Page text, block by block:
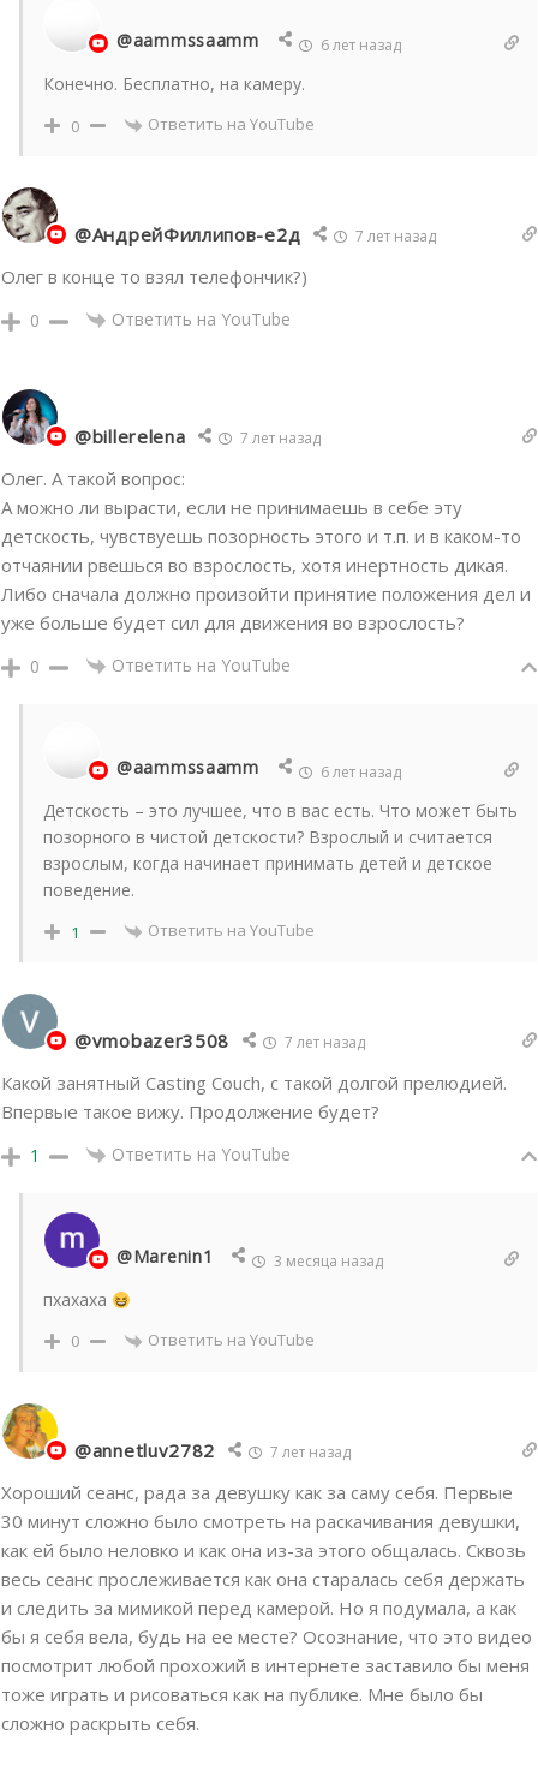
@aammssaamm 6 лет назад
Конечно. Бесплатно, на камеру.
0 Ответить на YouTube
@АндрейФиллипов-е2д 7 лет назад
Олег в конце то взял телефончик?)
0 Ответить на YouTube
@billerelena 7 лет назад
Олег. А такой вопрос:
А можно ли вырасти, если не принимаешь в себе эту
детскость, чувствуешь позорность этого и т.п. и в каком-то
отчаянии рвешься во взрослость, хотя инертность дикая.
Либо сначала должно произойти принятие положения дел и
уже больше будет сил для движения во взрослость?
0 Ответить на YouTube
@aammssaamm 6 лет назад
Детскость – это лучшее, что в вас есть. Что может быть
позорного в чистой детскости? Взрослый и считается
взрослым, когда начинает принимать детей и детское
поведение.
1 Ответить на YouTube
@vmobazer3508 7 лет назад
Какой занятный Casting Couch, с такой долгой прелюдией.
Впервые такое вижу. Продолжение будет?
1 Ответить на YouTube
@Marenin1 3 месяца назад
пхахаха
0 Ответить на YouTube
@annetluv2782 7 лет назад
Хороший сеанс, рада за девушку как за саму себя. Первые
30 минут сложно было смотреть на раскачивания девушки,
как ей было неловко и как она из-за этого общалась. Сквозь
весь сеанс прослеживается как она старалась себя держать
и следить за мимикой перед камерой. Но я подумала, а как
бы я себя вела, будь на ее месте? Осознание, что это видео
посмотрит любой прохожий в интернете заставило бы меня
тоже играть и рисоваться как на публике. Мне было бы
сложно раскрыть себя.